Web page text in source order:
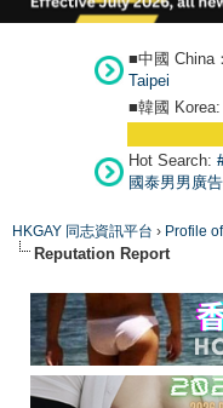
■中國 China：
Taipei
■韓國 Korea:
Hot Search:
國泰男男廣告
HKGAY 同志資訊平台 › Profile
Reputation Report